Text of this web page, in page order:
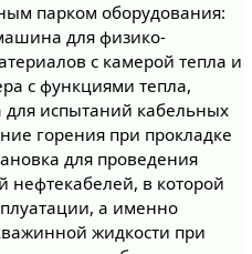
парком оборудования:
для физико-
с камерой тепла и
с функциями тепла,
для испытаний кабельных
горения при прокладке
для проведения
нефтекабелей, в которой
а именно
жидкости при